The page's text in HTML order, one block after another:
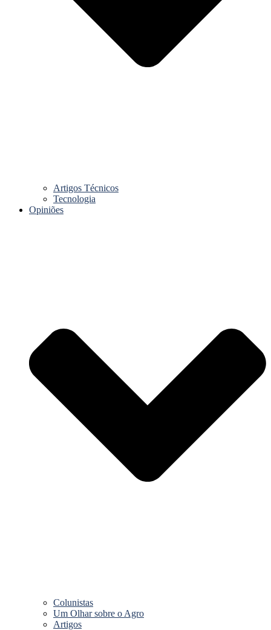
Artigos Técnicos
Tecnologia
Opiniões
Colunistas
Um Olhar sobre o Agro
Artigos